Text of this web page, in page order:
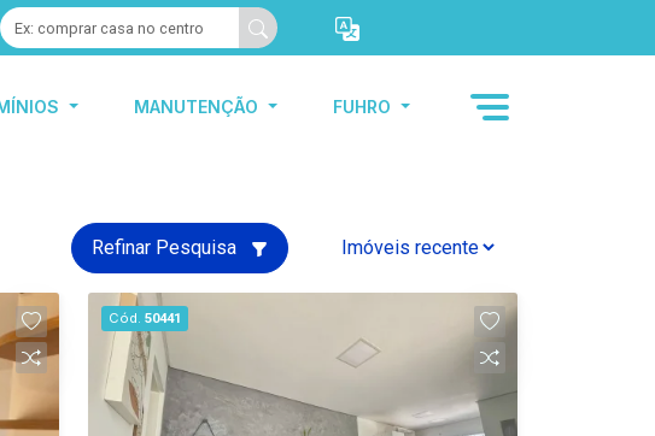
MANUTENÇÃO FUHRO
Refinar Pesquisa
Cód. 50441